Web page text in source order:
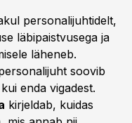
personalijuhtidelt,
läbipaistvusega ja
läheneb.
soovib
enda vigadest.
kirjeldab, kuidas